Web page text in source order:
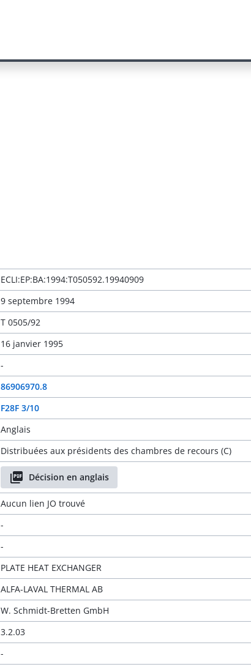
ECLI:EP:BA:1994:T050592.19940909
9 septembre 1994
T 0505/92
16 janvier 1995
-
86906970.8
F28F 3/10
Anglais
Distribuées aux présidents des chambres de recours (C)
Décision en anglais
Aucun lien JO trouvé
-
-
PLATE HEAT EXCHANGER
ALFA-LAVAL THERMAL AB
W. Schmidt-Bretten GmbH
3.2.03
-